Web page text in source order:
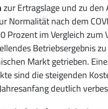
zur Ertragslage und zu
Normalität nach dem
im Vergleich
Betriebsergebnis
Markt getrieben.
sind die steigenden
deutlich